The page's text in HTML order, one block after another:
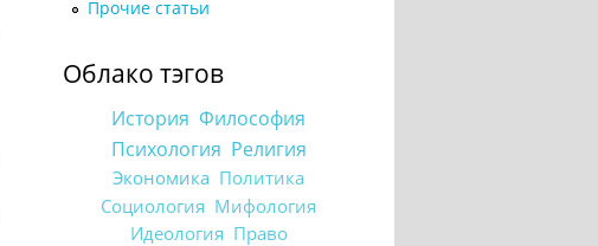
Прочие статьи
Облако тэгов
История Философия
Психология Религия
Экономика Политика
Социология Мифология
Идеология Право